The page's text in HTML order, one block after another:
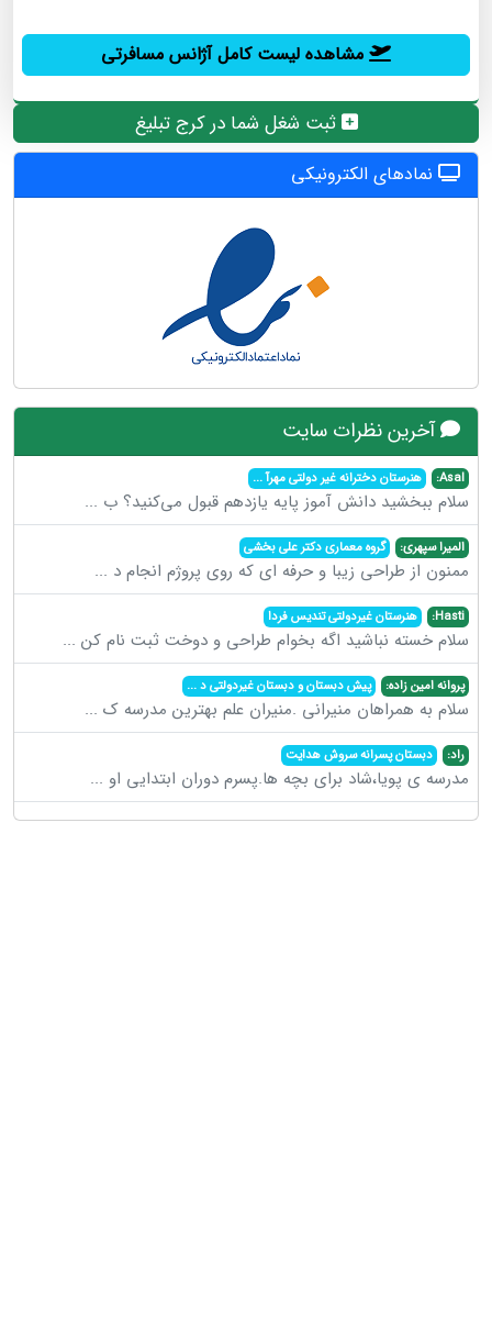
مشاهده لیست کامل آژانس مسافرتی
ثبت شغل شما در کرج تبلیغ
نمادهای الکترونیکی
آخرین نظرات سایت
Asal: هنرستان دخترانه غیر دولتی مهرآ...
سلام ببخشید دانش آموز پایه یازدهم قبول می‌کنید؟ ب ...
المیرا سپهری: گروه معماری دکتر علی بخشی
ممنون از طراحی زیبا و حرفه ای که روی پروژم انجام د ...
Hasti: هنرستان غیردولتی تندیس فردا
سلام خسته نباشید اگه بخوام طراحی و دوخت ثبت نام کن ...
پروانه امین زاده: پیش دبستان و دبستان غیردولتی د...
سلام به همراهان منیرانی .منیران علم بهترین مدرسه ک ...
راد: دبستان پسرانه سروش هدایت
مدرسه ی پویا،شاد برای بچه ها.پسرم دوران ابتدایی او ...